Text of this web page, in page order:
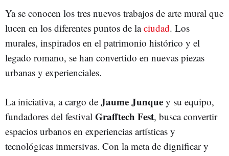
Ya se conocen los tres nuevos trabajos de arte mural que
lucen en los diferentes puntos de laciudad. Los
murales, inspirados en el patrimonio histórico y el
legado romano, se han convertido en nuevas piezas
urbanas y experienciales.
La iniciativa, a cargo de Jaume Junque y su equipo,
fundadores del festival Grafftech Fest, busca convertir
espacios urbanos en experiencias artísticas y
tecnológicas inmersivas. Con la meta de dignificar y